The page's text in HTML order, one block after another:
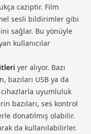
caziptir. Film
sesli bildirimler gibi
sağlar. Bu yönüyle
kullanıcılar
yer alıyor. Bazı
bazıları USB ya da
cihazlarla uyumluluk
bazıları, ses kontrol
donatılmış olabilir.
da kullanılabilirler.